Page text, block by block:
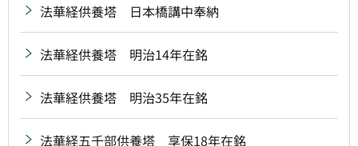
法華経供養塔 日本橋講中奉納
法華経供養塔 明治14年在銘
法華経供養塔 明治35年在銘
法華経五千部供養塔 享保18年在銘